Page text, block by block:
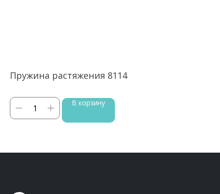
Пружина растяжения 8114
В корзину